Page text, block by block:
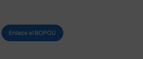
Enlace al BOPOU